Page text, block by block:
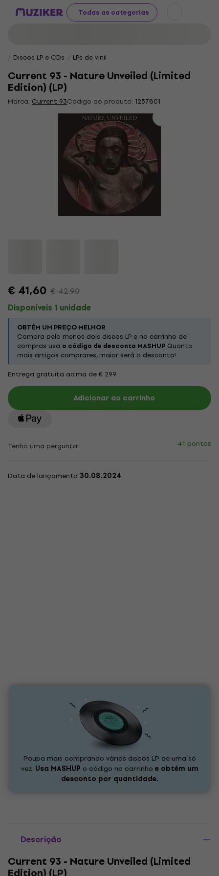
Todas as categorias
Discos LP e CDs LPs de vinil
Current 93 - Nature Unveiled (Limited
Edition) (LP)
Marca: Current 93Código do produto: 1257801
€ 41,60 € 42,90
Disponíveis 1 unidade
OBTÉM UM PREÇO MELHOR
Compra pelo menos dois discos LP e no carrinho de
compras usa o código de desconto MASHUP Quanto
mais artigos comprares, maior será o desconto!
Entrega gratuita acima de € 299
Adicionar ao carrinho
Tenho uma pergunta! 41 pontos
Data de lançamento 30.08.2024
Poupa mais comprando vários discos LP de uma só
vez. Usa MASHUP o código no carrinho e obtém um
desconto por quantidade.
Descrição
Current 93 - Nature Unveiled (Limited